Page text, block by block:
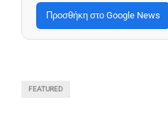
Προσθήκη στο Google News
FEATURED